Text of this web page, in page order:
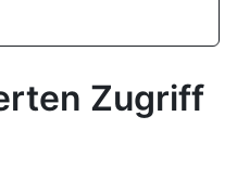
Zugriff